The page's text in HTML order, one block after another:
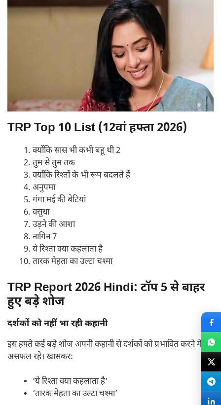
TRP Top 10 List (12वां हफ्ता 2026)
क्योंकि सास भी कभी बहू थी 2
तुम से तुम तक
क्योंकि रिश्तों के भी रूप बदलते हैं
अनुपमा
गंगा मई की बेटियां
वसुधा
उड़ने की आशा
नागिन 7
ये रिश्ता क्या कहलाता है
तारक मेहता का उल्टा चश्मा
TRP Report 2026 Hindi: टॉप 5 से बाहर
हुए बड़े शोज
दर्शकों को नहीं भा रही कहानी
इस हफ्ते कई बड़े शोज अपनी कहानी से दर्शकों को प्रभावित करने में
असफल रहे। खासकर:
‘ये रिश्ता क्या कहलाता है’
‘तारक मेहता का उल्टा चश्मा’